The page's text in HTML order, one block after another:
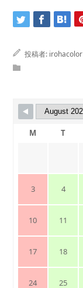
投稿者: irohacolor
M T
3 4
10 11
17 18
24 25